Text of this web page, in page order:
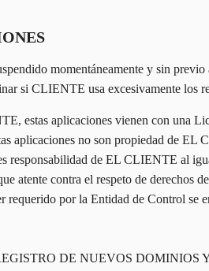
momentáneamente y sin
si CLIENTE usa excesivamente los
estas aplicaciones vienen con una
aplicaciones no son propiedad de
responsabilidad de EL CLIENTE al
contra el respeto de derechos
por la Entidad de Control se
DE NUEVOS DOMINIOS